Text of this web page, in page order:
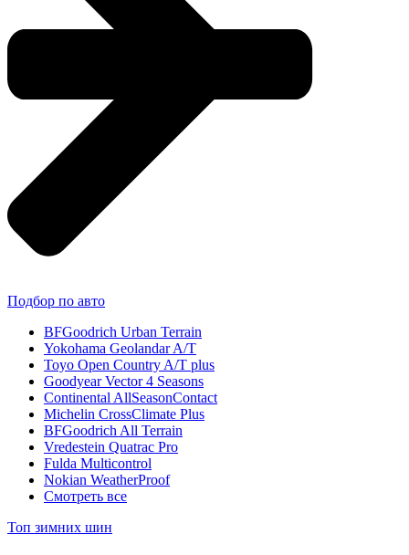
Подбор по авто
BFGoodrich Urban Terrain
Yokohama Geolandar A/T
Toyo Open Country A/T plus
Goodyear Vector 4 Seasons
Continental AllSeasonContact
Michelin CrossClimate Plus
BFGoodrich All Terrain
Vredestein Quatrac Pro
Fulda Multicontrol
Nokian WeatherProof
Смотреть все
Топ зимних шин